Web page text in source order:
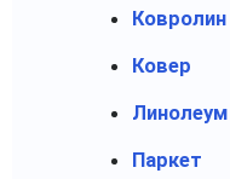
Ковролин
Ковер
Линолеум
Паркет